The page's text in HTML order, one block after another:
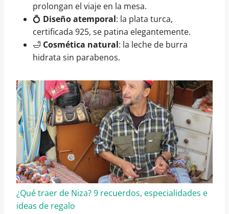
prolongan el viaje en la mesa.
💍 Diseño atemporal: la plata turca,
certificada 925, se patina elegantemente.
🛁 Cosmética natural: la leche de burra
hidrata sin parabenos.
¿Qué traer de Niza? 9 recuerdos, especialidades e
ideas de regalo